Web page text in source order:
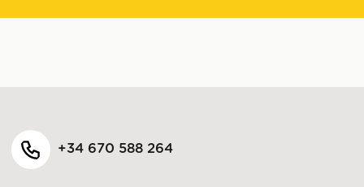
+34 670 588 264